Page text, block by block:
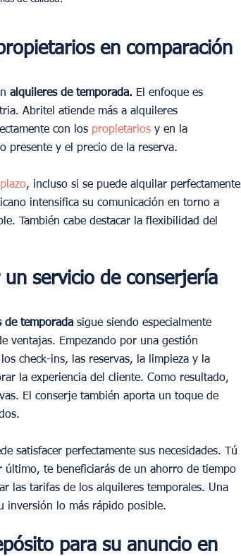
en comparación
alquileres de temporada. El enfoque es
Abritel atiende más a alquileres
con los propietarios y en la
presente y el precio de la reserva.
, incluso si se puede alquilar perfectamente
intensifica su comunicación en torno a
También cabe destacar la flexibilidad del
servicio de conserjería
de temporada sigue siendo especialmente
ventajas. Empezando por una gestión
check-ins, las reservas, la limpieza y la
la experiencia del cliente. Como resultado,
El conserje también aporta un toque de
satisfacer perfectamente sus necesidades. Tú
te beneficiarás de un ahorro de tiempo
las tarifas de los alquileres temporales. Una
inversión lo más rápido posible.
para su anuncio en